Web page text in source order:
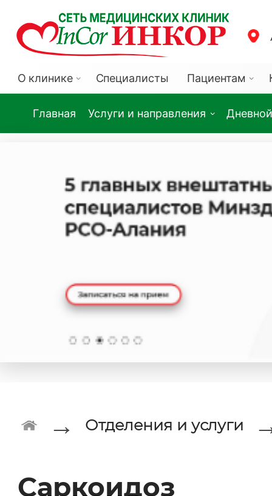
О клинике Специалисты Пациентам
Главная Услуги и направления
→ Отделения и услуги
Саркоидоз